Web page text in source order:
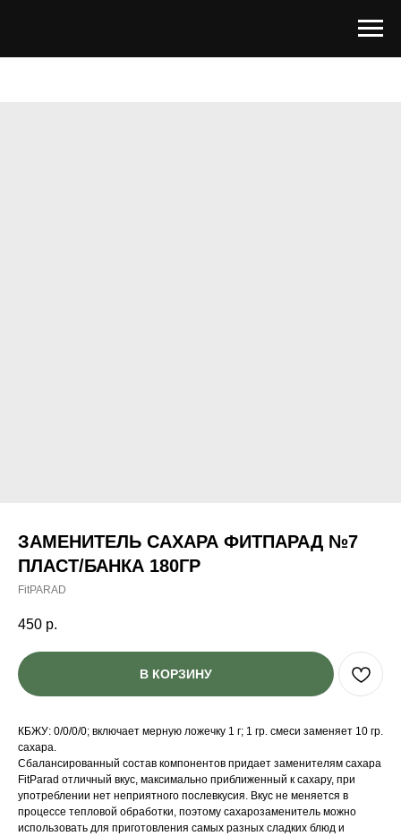
ЗАМЕНИТЕЛЬ САХАРА ФИТПАРАД №7
ПЛАСТ/БАНКА 180ГР
FitPARAD
450 р.
В КОРЗИНУ
КБЖУ: 0/0/0/0; включает мерную ложечку 1 г; 1 гр. смеси заменяет 10 гр.
сахара.
Сбалансированный состав компонентов придает заменителям сахара
FitParad отличный вкус, максимально приближенный к сахару, при
употреблении нет неприятного послевкусия. Вкус не меняется в
процессе тепловой обработки, поэтому сахарозаменитель можно
использовать для приготовления самых разных сладких блюд и